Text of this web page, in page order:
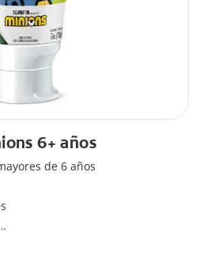
6+ años
de 6 años